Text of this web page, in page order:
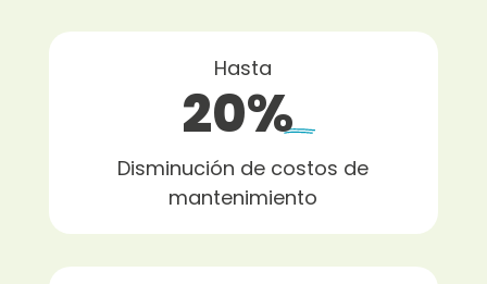
Hasta
20%
Disminución de costos de
mantenimiento